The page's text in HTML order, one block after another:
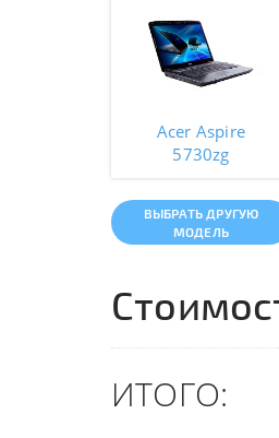
Acer Aspire
5730zg
ВЫБРАТЬ ДРУГУЮ
МОДЕЛЬ
ИТОГО: